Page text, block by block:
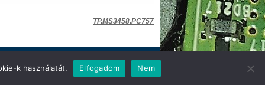
TP.MS3458.PC757
k használatát. Elfogadom Nem